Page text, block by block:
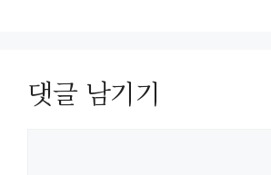
댓글 남기기